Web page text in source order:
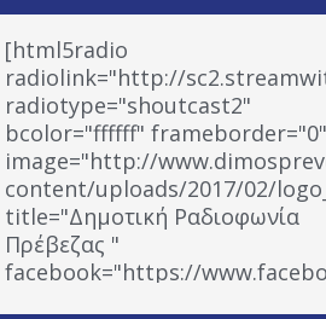
[html5radio
radiolink="http://
radiotype="shoutcast2"
bcolor="ffffff" frameborder="0"
image="http://
content/uploads/2017/02/
title="Δημοτική Ραδιοφωνία
Πρέβεζας "
facebook="https://